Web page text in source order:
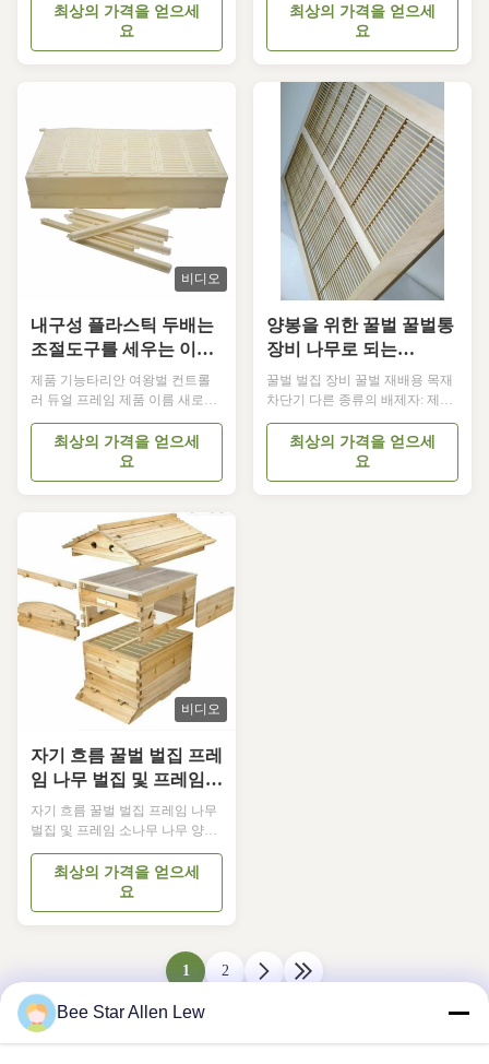
퀸 배제기를 청소하도록 설계되
었습니다.노동자들이 벌집을 통
과하는 것을 막기 때문입니다.. 금
속 여왕 제거기를 청소하기 위해
요하지 않습니다) 여왕 제거기에
는 꿀, 수액, 프로폴리스가 들어
있지 않도록 하는 것은 매우 필요
소 도구는 금속 엑스클루더의 슬
롯에 완벽하게 들어갑니다. 따라
서 프로폴리스와 비늘을 쉽게 긁
을 수 있습니다.벌집 검사 도중
최상의 가격을 얻으세
요
양식용 큐플러브는 효율적인 여
왕 양식 운영을 위해 설계된 전문
시스템입니다. 사양 소재 플라스
틱 크기 100pcs/CTN 사용자 정의
네 종류 여왕용 제품 시스템 설명
큰 그림 은 작은 갈색 세포 컵 이
빗자루 상자 의 뒷부분 에 로드 되
어 있는 것 을 보여 준다. 그 컵 들
을 넣는 펌프 는 정상 세포 를 모
방 하는 튜브 이다.이 "세포"는 여
왕이 플라스틱 덮개를 제외 한 여
왕이 갇힌 상자의 앞 상자에서 접
근합니다.. 여왕이 알을 ...
최상의 가격을 얻으세
요
비디오
내구성 플라스틱 두배는
조절도구를 세우는 이탈
리아인 여왕 벌을 맞춥니
다
제품 기능타리안 여왕벌 컨트롤
러 듀얼 프레임 제품 이름 새로운
플라스틱 여왕 배제 장치 소재 플
라스틱 크기 488*260*465mm 이
탈리아 벌의 크기 각 격자 사이의
간격 4.6mm 아프리카 벌의 크기
각 격자 사이의 간격 5.1mm 색상
흰색 1이중 왕 또는 예비 왕 그룹
으로 사용 됩니다. 한 여드름과 한
왕이 장치에 배치되고, 여드름은
계란이 가득한 후에 조정됩니다.
고립판 유형 이중 킹 그룹을 사용
하는 것보다 더 편리합니다., 수집
하기가 쉽지 않고, 도둑맞은 벌을
줄입니다. 2. 나이에 맞는 이식 된
알세포를 제공 합니다. 장...
최상의 가격을 얻으세
요
양봉을 위한 꿀벌 꿀벌통
장비 나무로 되는
Excluder
꿀벌 벌집 장비 꿀벌 재배용 목재
차단기 다른 종류의 배제자: 제1
항크기(cm)종류FOB 가격
(USD/PCS)소재10ZQC-
0151*41*1.4또는 42*42*1.4플라
스틱 배제 장치10.1-0.95환경 보호
플라스틱10YF-01-150 x 50 x
최상의 가격을 얻으세
요
비디오
자기 흐름 꿀벌 벌집 프레
임 나무 벌집 및 프레임
소나무 나무 양식
자기 흐름 꿀벌 벌집 프레임 나무
벌집 및 프레임 소나무 나무 양식
자기 흐름 벌집의 설명: ---자동 꿀
자율적으로 흐르는 단단한 나무
벌집은 새로운 종류의 벌집입니
다. ---자율적으로 꿀이 흐르는 단
단한 나무 벌집으로, 아무것도 열
지 않아도 됩니다. --- 꿀 자발적으
로 흐르는 단단한 나무 벌집 간편
자 및 슈퍼 상자, 여왕 배제, 내부
덮개 항목 흐름 프레임 흐르는 벌
집 (모집되지 않은) 소재 식품용
최상의 가격을 얻으세
요
1 2
Bee Star Allen Lew